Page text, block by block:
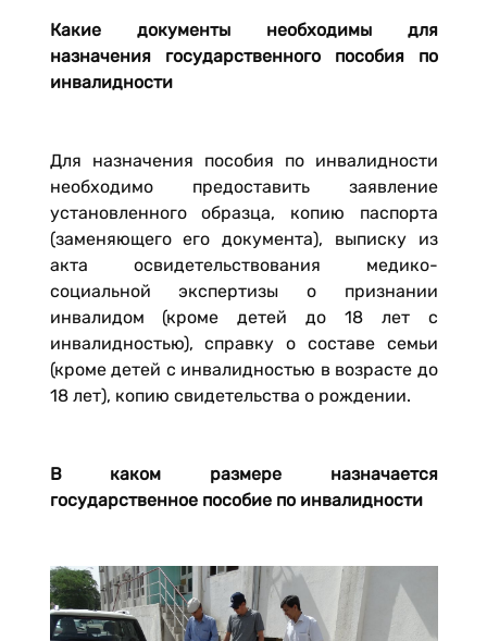
Какие документы необходимы для
назначения государственного пособия по
инвалидности
Для назначения пособия по инвалидности
необходимо предоставить заявление
установленного образца, копию паспорта
(заменяющего его документа), выписку из
акта освидетельствования медико-
социальной экспертизы о признании
инвалидом (кроме детей до 18 лет с
инвалидностью), справку о составе семьи
(кроме детей с инвалидностью в возрасте до
18 лет), копию свидетельства о рождении.
В каком размере назначается
государственное пособие по инвалидности